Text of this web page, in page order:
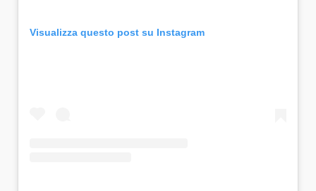
Visualizza questo post su Instagram